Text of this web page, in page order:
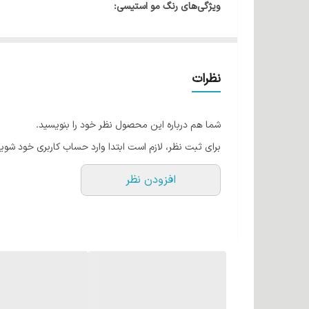
ویژگی‌های رنگ مو استیسی:
ماندگاری بالا و جلوه طبیعی:رنگی طبیعی با دوام بالا
کاهش خشکی و شکنندگی:روغن‌های موجود در
نظرات
شما هم درباره این محصول نظر خود را بنویسید.
برای ثبت نظر، لازم است ابتدا وارد حساب کاربری خود
افزودن نظر